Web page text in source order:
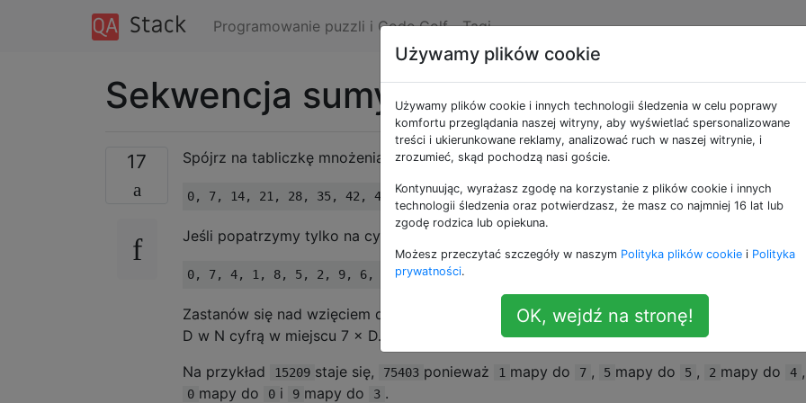
Programowanie puzzli i Code Golf Tagi
Sekwencja sumy siedmiu cykli
17 Spójrz na tabliczkę mnożenia siódemek od 7 × 0 do 7 × 9:
Jeśli popatrzymy tylko na cyfry na swoim miejscu, otrzymamy permutację cyfr od 0 do 9:
Zastanów się nad wzięciem dodatniej liczby całkowitej dziesiętnej N i zastąpieniem
D w N cyfrą w miejscu 7 × D.
Na przykład
15209 staje się, 75403 ponieważ 1 mapy do 7 , 5 mapy do 5 , 2 mapy do 4 ,
0 mapy do 0 i 9 mapy do 3 .
Używamy plików cookie
Używamy plików cookie i innych technologii śledzenia w celu poprawy
komfortu przeglądania naszej witryny, aby wyświetlać spersonalizowane
treści i ukierunkowane reklamy, analizować ruch w naszej witrynie, i
zrozumieć, skąd pochodzą nasi goście.
Kontynuując, wyrażasz zgodę na korzystanie z plików cookie i innych
technologii śledzenia oraz potwierdzasz, że masz co najmniej 16 lat lub
zgodę rodzica lub opiekuna.
Możesz przeczytać szczegóły w naszym Polityka plików cookie i Polityka
prywatności.
OK, wejdź na stronę!